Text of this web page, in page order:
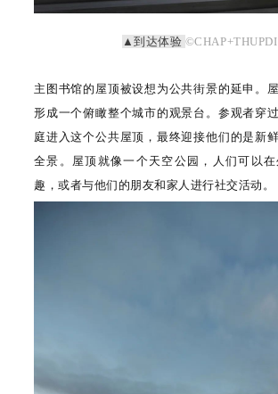
▲到达体验 ©CHAP+THUPDI
主图书馆的屋顶被设想为公共街景的延申。
形成一个俯瞰整个城市的观景台。参观者穿
庭进入这个公共屋顶，最终迎接他们的是新
全景。屋顶就像一个天空公园，人们可以
趣，或者与他们的朋友和家人进行社交活动。